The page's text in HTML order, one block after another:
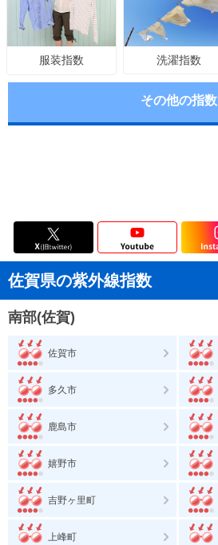
服装指数 洗濯指数
その他の指数
佐賀県の紫外線指数
南部(佐賀)
佐賀市
多久市
鹿島市
嬉野市
吉野ヶ里町
上峰町